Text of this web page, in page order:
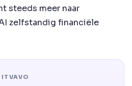
steeds meer naar
zelfstandig financiële